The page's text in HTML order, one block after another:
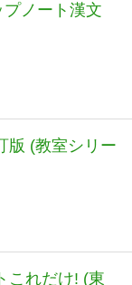
ノート漢文
版 (教室シリー
これだけ! (東